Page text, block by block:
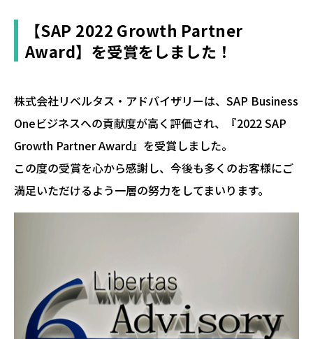
【SAP 2022 Growth Partner
Award】を受賞をしました！
株式会社リベルタス・アドバイザリーは、SAP Business
Oneビジネスへの貢献度が高く評価され、『2022 SAP
Growth Partner Award』を受賞しました。
この度の受賞を心から感謝し、今後も多くのお客様にご
満足いただけるよう一層の努力をしてまいります。